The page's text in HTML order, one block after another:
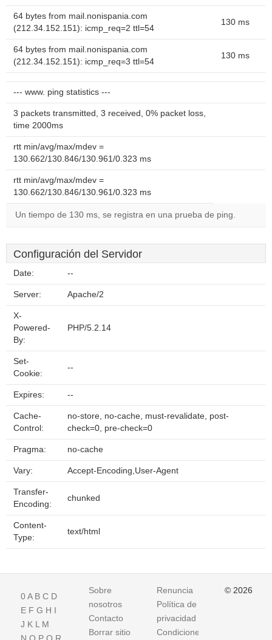
64 bytes from mail.nonispania.com
(212.34.152.151): icmp_req=2 ttl=54
130 ms
64 bytes from mail.nonispania.com
(212.34.152.151): icmp_req=3 ttl=54
130 ms
--- www. ping statistics ---
3 packets transmitted, 3 received, 0% packet loss,
time 2000ms
rtt min/avg/max/mdev =
130.662/130.846/130.961/0.323 ms
rtt min/avg/max/mdev =
130.662/130.846/130.961/0.323 ms
Un tiempo de 130 ms, se registra en una prueba de ping.
Configuración del Servidor
Date: --
Server: Apache/2
X-
Powered-
By:
PHP/5.2.14
Set-
Cookie:
--
Expires: --
Cache-
Control:
no-store, no-cache, must-revalidate, post-
check=0, pre-check=0
Pragma: no-cache
Vary: Accept-Encoding,User-Agent
Transfer-
Encoding:
chunked
Content-
Type:
text/html
0A B C D
E F G H I
J K L M
Sobre
nosotros
Contacto
Borrar sitio
Renuncia
Política de
privacidad
Condiciones
© 2026